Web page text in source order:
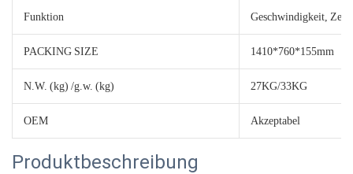
Funktion Geschwindigkeit,
PACKING SIZE 1410*760*155mm
N.W. (kg) /g.w. (kg) 27KG/33KG
OEM Akzeptabel
Produktbeschreibung